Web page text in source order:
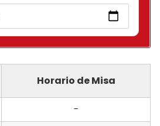
Horario de Misa
-